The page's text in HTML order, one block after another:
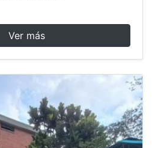
Ver más